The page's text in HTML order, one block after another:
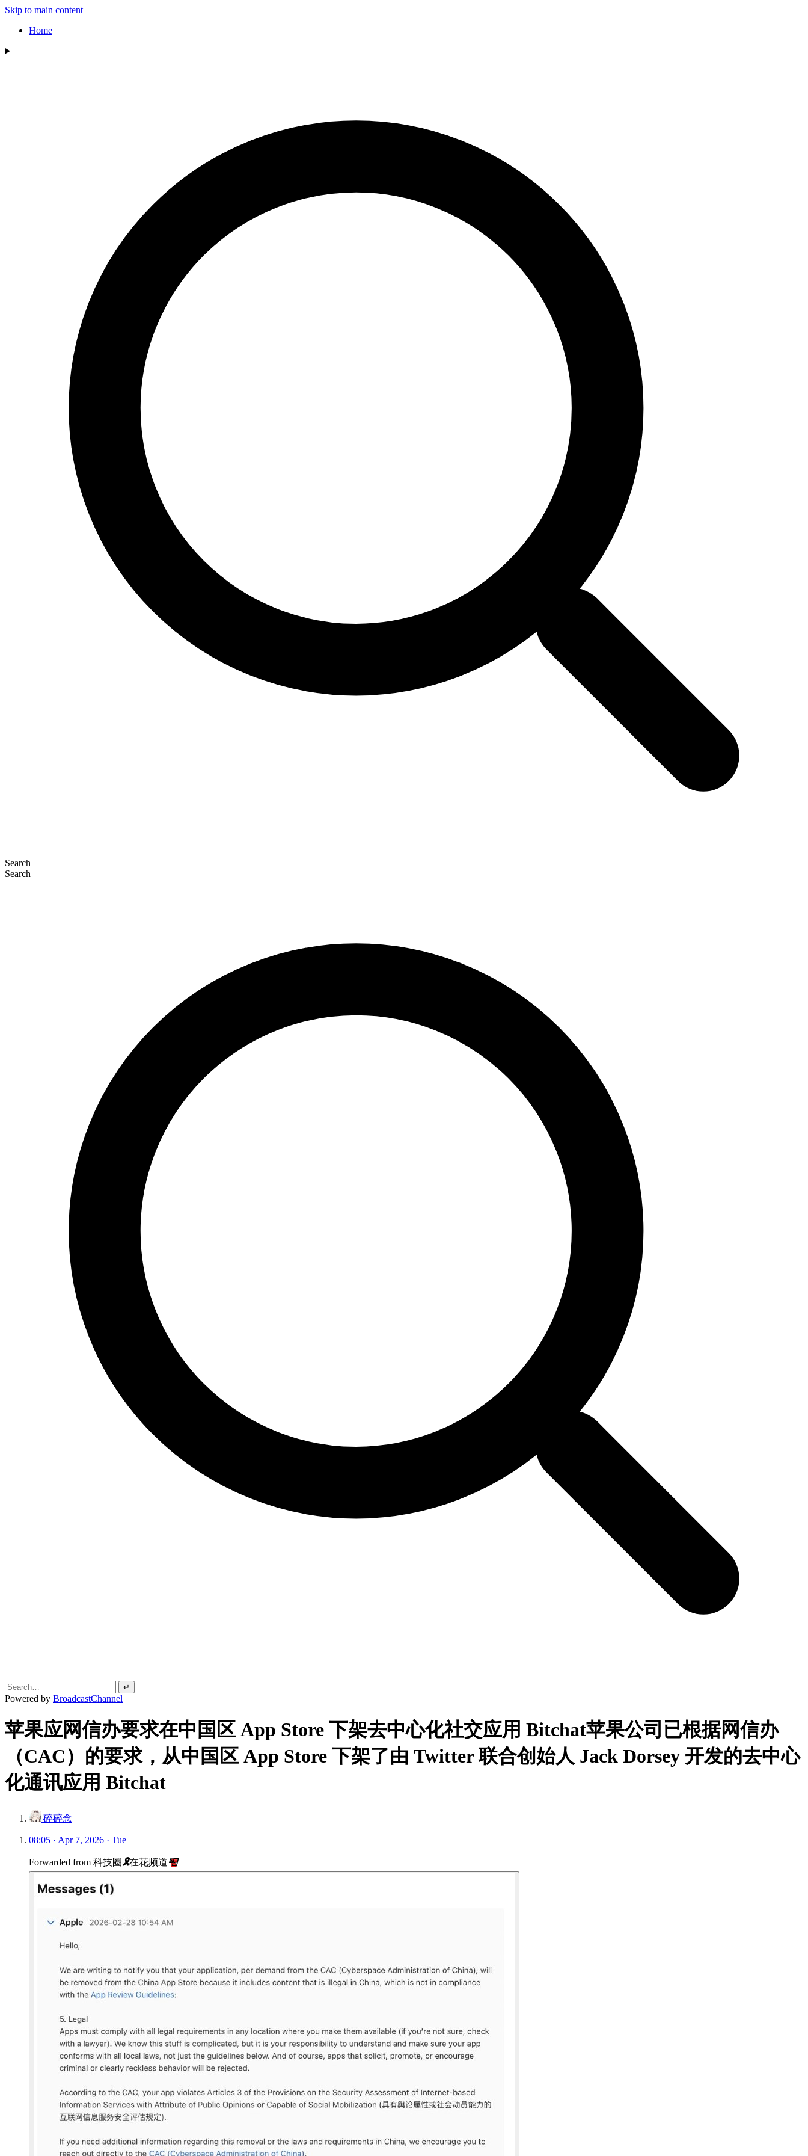
Skip to main content
Home
Search
Search
↵
Powered by BroadcastChannel
苹果应网信办要求在中国区 App Store 下架去中心化社交应用 Bitchat苹果公司已根据网信办
（CAC）的要求，从中国区 App Store 下架了由 Twitter 联合创始人 Jack Dorsey 开发的去中心
化通讯应用 Bitchat
碎碎念
08:05 · Apr 7, 2026 · Tue
Forwarded from 科技圈🎗在花频道📮